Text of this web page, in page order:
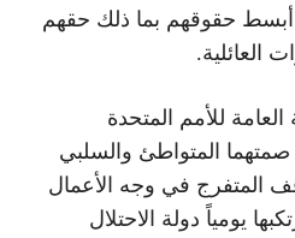
أبسط حقوقهم بما ذلك حقهم
العائلية.
العامة للأمم المتحدة
المتواطئ والسلبي
المتفرج في وجه الأعمال
يومياً دولة الاحتلال